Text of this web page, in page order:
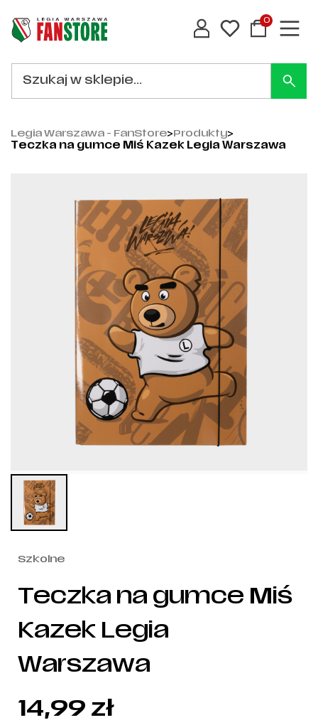
0
Legia Warszawa - FanStore>Produkty>
Teczka na gumce Miś Kazek Legia Warszawa
Szkolne
Teczka na gumce Miś
Kazek Legia
Warszawa
14,99 zł